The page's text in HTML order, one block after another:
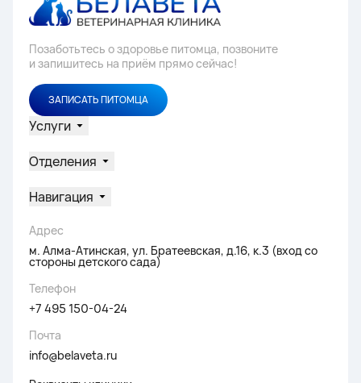
Позаботьтесь о здоровье питомца, позвоните
и запишитесь на приём прямо сейчас!
ЗАПИСАТЬ ПИТОМЦА
Услуги
Отделения
Навигация
Адрес
м. Алма-Атинская, ул. Братеевская, д.16, к.3 (вход со
стороны детского сада)
Телефон
+7 495 150-04-24
Почта
info@belaveta.ru